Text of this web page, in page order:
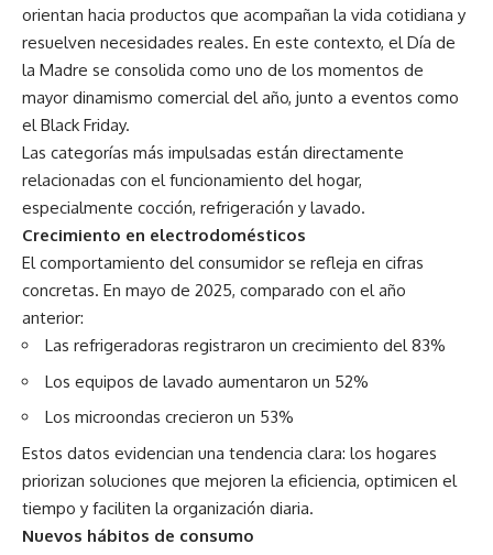
orientan hacia productos que acompañan la vida cotidiana y
resuelven necesidades reales. En este contexto, el Día de
la Madre se consolida como uno de los momentos de
mayor dinamismo comercial del año, junto a eventos como
el Black Friday.
Las categorías más impulsadas están directamente
relacionadas con el funcionamiento del hogar,
especialmente cocción, refrigeración y lavado.
Crecimiento en electrodomésticos
El comportamiento del consumidor se refleja en cifras
concretas. En mayo de 2025, comparado con el año
anterior:
Las refrigeradoras registraron un crecimiento del 83%
Los equipos de lavado aumentaron un 52%
Los microondas crecieron un 53%
Estos datos evidencian una tendencia clara: los hogares
priorizan soluciones que mejoren la eficiencia, optimicen el
tiempo y faciliten la organización diaria.
Nuevos hábitos de consumo